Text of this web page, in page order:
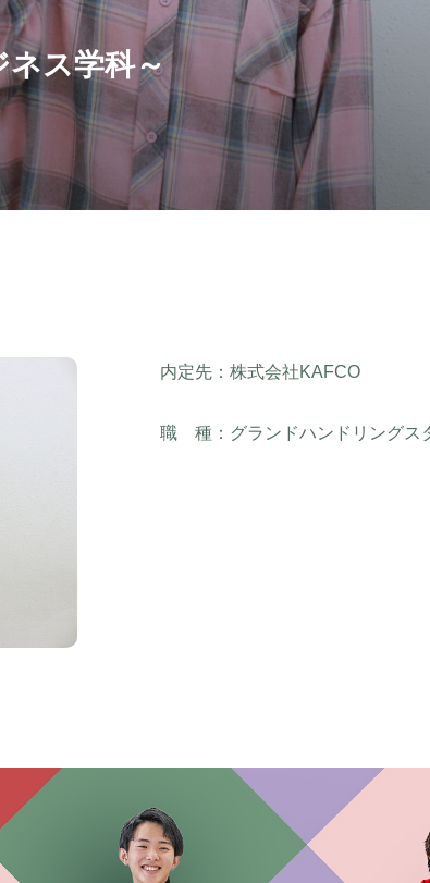
ス学科～
内定先：株式会社KAFCO
職 種：グランドハンドリングス